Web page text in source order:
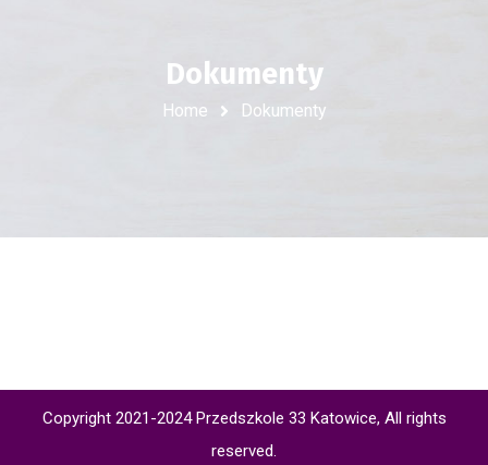
Dokumenty
Home Dokumenty
Copyright 2021-2024 Przedszkole 33 Katowice, All rights
reserved.